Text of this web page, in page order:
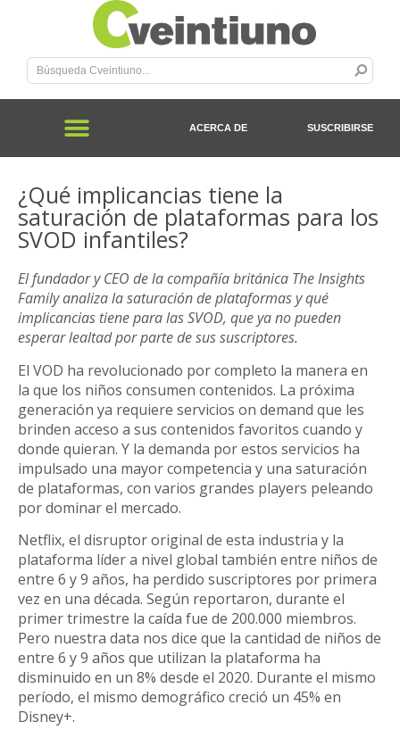
ACERCA DE SUSCRIBIRSE
¿Qué implicancias tiene la
saturación de plataformas para los
SVOD infantiles?
El fundador y CEO de la compañía británica The Insights
Family analiza la saturación de plataformas y qué
implicancias tiene para las SVOD, que ya no pueden
esperar lealtad por parte de sus suscriptores.
El VOD ha revolucionado por completo la manera en
la que los niños consumen contenidos. La próxima
generación ya requiere servicios on demand que les
brinden acceso a sus contenidos favoritos cuando y
donde quieran. Y la demanda por estos servicios ha
impulsado una mayor competencia y una saturación
de plataformas, con varios grandes players peleando
por dominar el mercado.
Netflix, el disruptor original de esta industria y la
plataforma líder a nivel global también entre niños de
entre 6 y 9 años, ha perdido suscriptores por primera
vez en una década. Según reportaron, durante el
primer trimestre la caída fue de 200.000 miembros.
Pero nuestra data nos dice que la cantidad de niños de
entre 6 y 9 años que utilizan la plataforma ha
disminuido en un 8% desde el 2020. Durante el mismo
período, el mismo demográfico creció un 45% en
Disney+.